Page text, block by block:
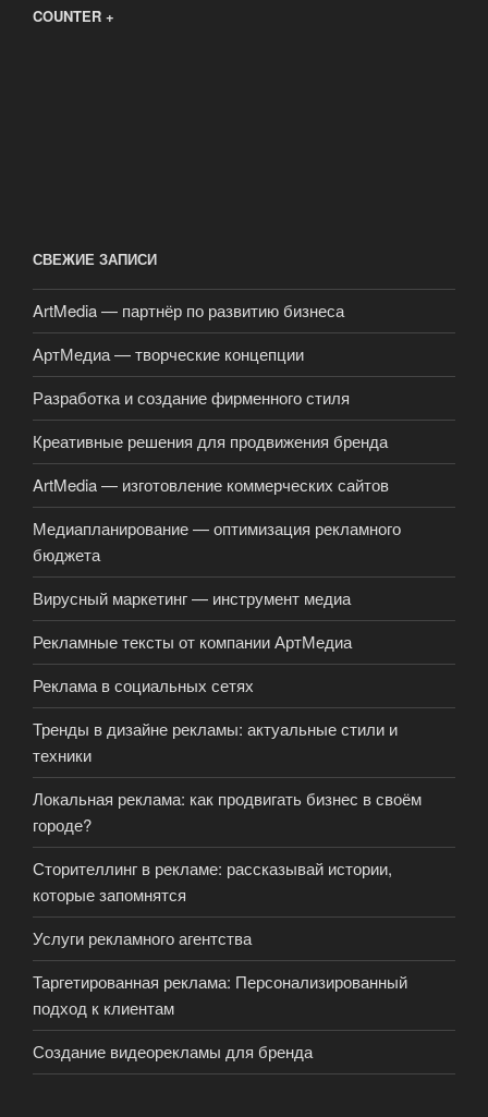
COUNTER +
СВЕЖИЕ ЗАПИСИ
ArtMedia — партнёр по развитию бизнеса
АртМедиа — творческие концепции
Разработка и создание фирменного стиля
Креативные решения для продвижения бренда
ArtMedia — изготовление коммерческих сайтов
Медиапланирование — оптимизация рекламного
бюджета
Вирусный маркетинг — инструмент медиа
Рекламные тексты от компании АртМедиа
Реклама в социальных сетях
Тренды в дизайне рекламы: актуальные стили и
техники
Локальная реклама: как продвигать бизнес в своём
городе?
Сторителлинг в рекламе: рассказывай истории,
которые запомнятся
Услуги рекламного агентства
Таргетированная реклама: Персонализированный
подход к клиентам
Создание видеорекламы для бренда